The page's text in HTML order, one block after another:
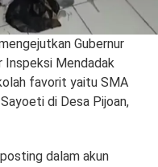
Gubernur
Inspeksi Mendadak
favorit yaitu SMA
di Desa Pijoan,
dalam akun